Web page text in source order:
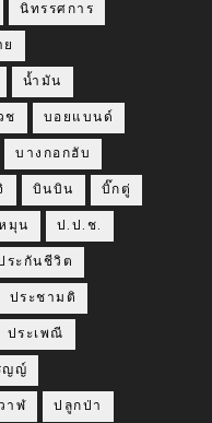
นิทรรศการ
น้ำมัน
ช บอยแบนด์
บางกอกฮับ
บินบิน บิ๊กตู่
มุน ป.ป.ช.
ระกันชีวิต
ประชามติ
ประเพณี
ญญ์
าฬ ปลูกป่า